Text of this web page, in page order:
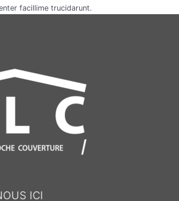
facillime trucidarunt.
ICI